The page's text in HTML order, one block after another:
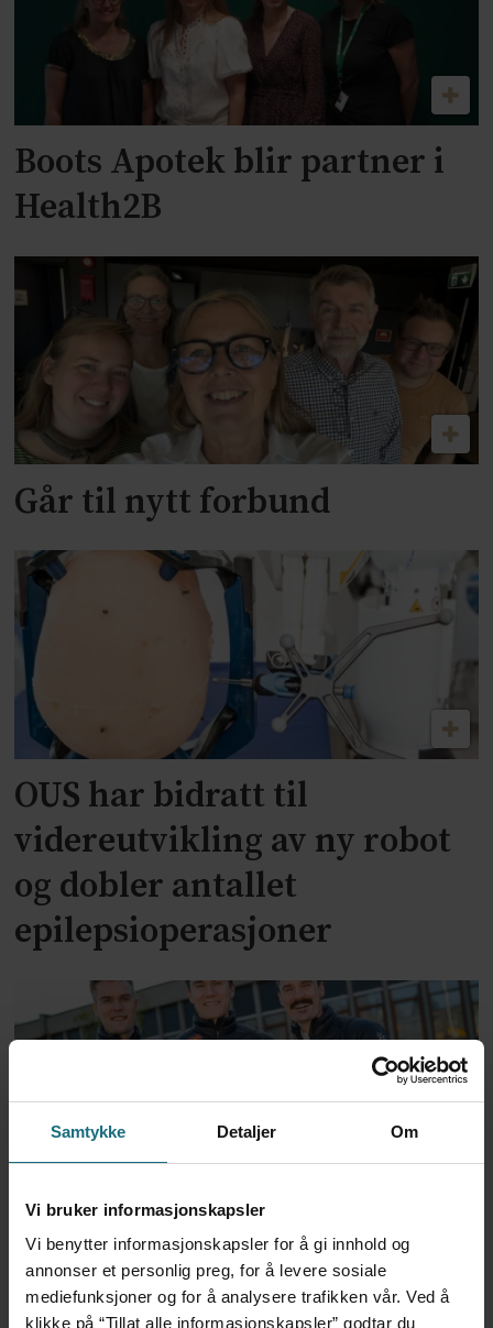
Samtykke Detaljer Om
Vi bruker informasjonskapsler
Vi benytter informasjonskapsler for å gi innhold og
annonser et personlig preg, for å levere sosiale
mediefunksjoner og for å analysere trafikken vår. Ved å
klikke på “Tillat alle informasjonskapsler” godtar du
Boots Apotek blir partner i
Health2B
Går til nytt forbund
OUS har bidratt til
videreutvikling av ny robot
og dobler antallet
epilepsioperasjoner
Vil lage «Arendalsuka for
helse»